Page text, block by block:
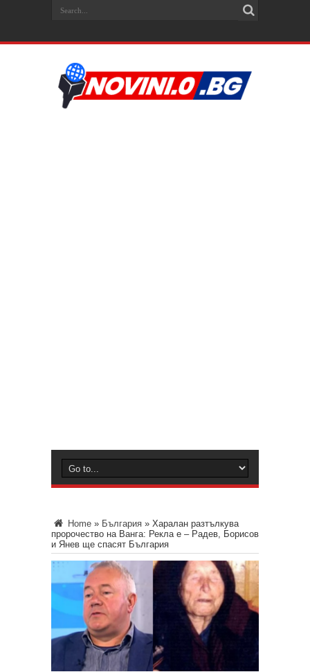
Home » България » Харалан разтълкува
пророчество на Ванга: Рекла е – Радев, Борисов
и Янев ще спасят България